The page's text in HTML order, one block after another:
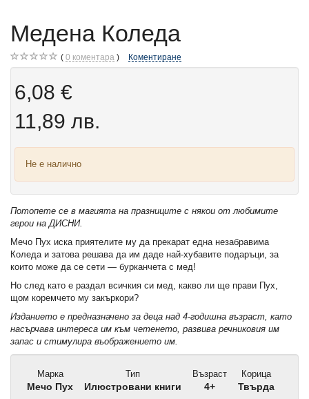
Медена Коледа
0 коментара Коментиране
6,08 €
11,89 лв.
Не е налично
Потопете се в магията на празниците с някои от любимите
герои на ДИСНИ.
Мечо Пух иска приятелите му да прекарат една незабравима
Коледа и затова решава да им даде най-хубавите подаръци, за
които може да се сети — бурканчета с мед!
Но след като е раздал всичкия си мед, какво ли ще прави Пух,
щом коремчето му закъркори?
Изданието е предназначено за деца над 4-годишна възраст, като
насърчава интереса им към четенето, развива речниковия им
запас и стимулира въображението им.
Марка
Мечо Пух
Тип
Илюстровани книги
Възраст
4+
Корица
Твърда